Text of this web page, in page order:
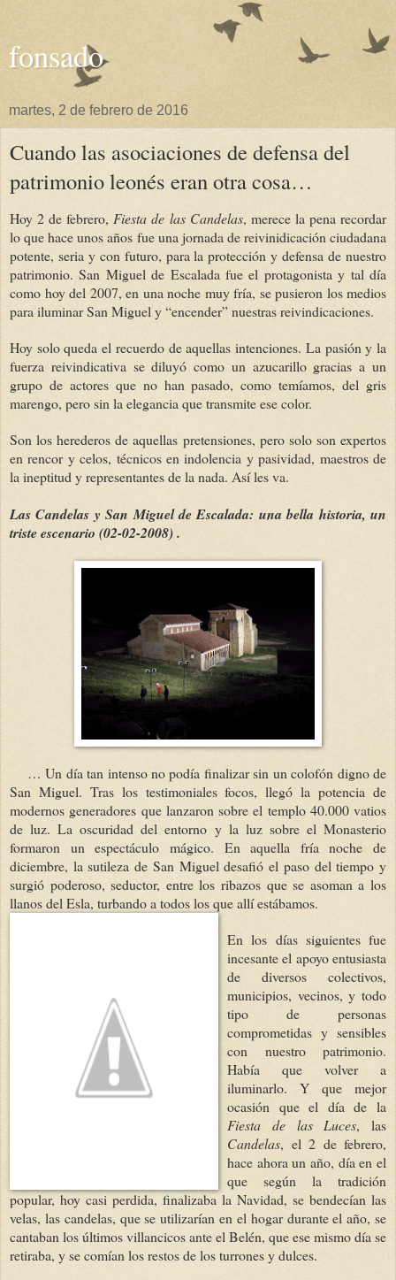
fonsado
martes, 2 de febrero de 2016
Cuando las asociaciones de defensa del
patrimonio leonés eran otra cosa…
Hoy 2 de febrero, Fiesta de las Candelas, merece la pena recordar
lo que hace unos años fue una jornada de reivinidicación ciudadana
potente, seria y con futuro, para la protección y defensa de nuestro
patrimonio. San Miguel de Escalada fue el protagonista y tal día
como hoy del 2007, en una noche muy fría, se pusieron los medios
para iluminar San Miguel y “encender” nuestras reivindicaciones.
Hoy solo queda el recuerdo de aquellas intenciones. La pasión y la
fuerza reivindicativa se diluyó como un azucarillo gracias a un
grupo de actores que no han pasado, como temíamos, del gris
marengo, pero sin la elegancia que transmite ese color.
Son los herederos de aquellas pretensiones, pero solo son expertos
en rencor y celos, técnicos en indolencia y pasividad, maestros de
la ineptitud y representantes de la nada. Así les va.
Las Candelas y San Miguel de Escalada: una bella historia, un
triste escenario (02-02-2008).
… Un día tan intenso no podía finalizar sin un colofón digno de
San Miguel. Tras los testimoniales focos, llegó la potencia de
modernos generadores que lanzaron sobre el templo 40.000 vatios
de luz. La oscuridad del entorno y la luz sobre el Monasterio
formaron un espectáculo mágico. En aquella fría noche de
diciembre, la sutileza de San Miguel desafió el paso del tiempo y
surgió poderoso, seductor, entre los ribazos que se asoman a los
llanos del Esla, turbando a todos los que allíestábamos.
En los días siguientes fue
incesante el apoyo entusiasta
de diversos colectivos,
municipios, vecinos, y todo
tipo de personas
comprometidas y sensibles
con nuestro patrimonio.
Había que volver a
iluminarlo. Y que mejor
ocasión que el día de la
Fiesta de las Luces, las
Candelas, el 2 de febrero,
hace ahora un año, día en el
que según la tradición
popular, hoy casi perdida, finalizaba la Navidad, se bendecían las
velas, las candelas, que se utilizarían en el hogar durante el año, se
cantaban los últimos villancicos ante el Belén, que ese mismo día se
retiraba, y se comían los restos de los turrones y dulces.